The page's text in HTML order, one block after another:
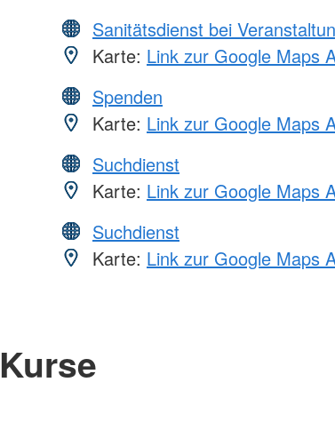
Sanitätsdienst bei
Karte: Link zur Google Maps
Spenden
Karte: Link zur Google Maps
Suchdienst
Karte: Link zur Google Maps
Suchdienst
Karte: Link zur Google Maps
Kurse